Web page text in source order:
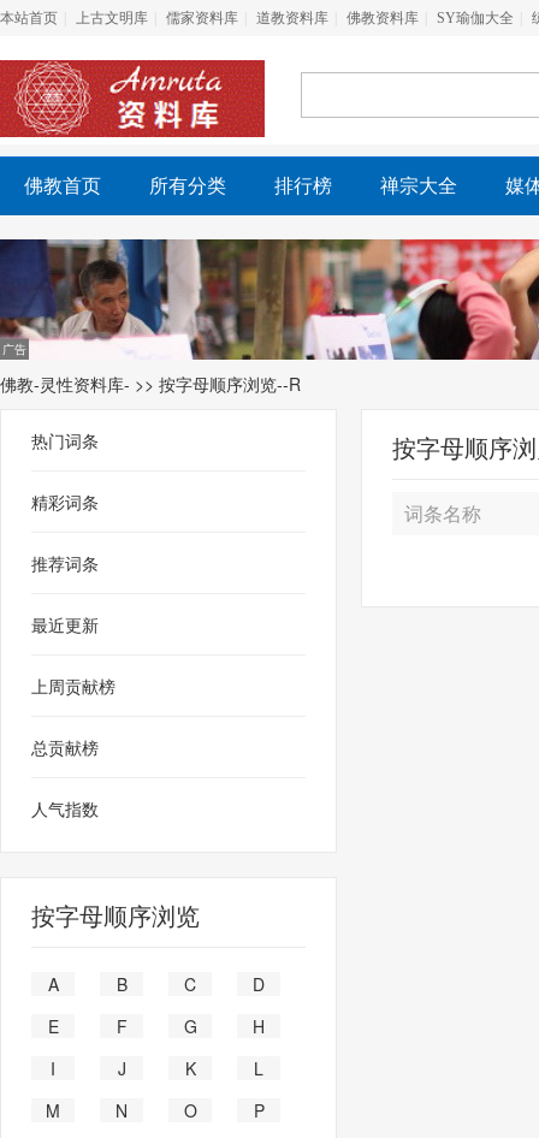
本站首页 上古文明库 儒家资料库 道教资料库 佛教资料库 SY瑜伽大全
佛教首页 所有分类 排行榜 禅宗大全 媒
佛教-灵性资料库- >> 按字母顺序浏览--R
按字母顺序
词条名称
热门词条
精彩词条
推荐词条
最近更新
上周贡献榜
总贡献榜
人气指数
按字母顺序浏览
A B C
D
E
F G
H
I
J K
L
M
N O
P